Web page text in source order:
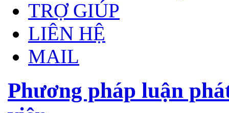
TRỢ GIÚP
LIÊN HỆ
MAIL
Phương pháp luận